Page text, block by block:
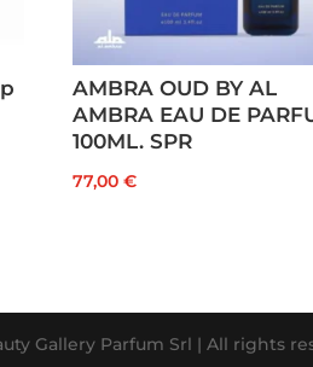
AMBRA OUD BY AL
AMBRA EAU DE
100ML. SPR
77,00€
Gallery Parfum Srl | All rights